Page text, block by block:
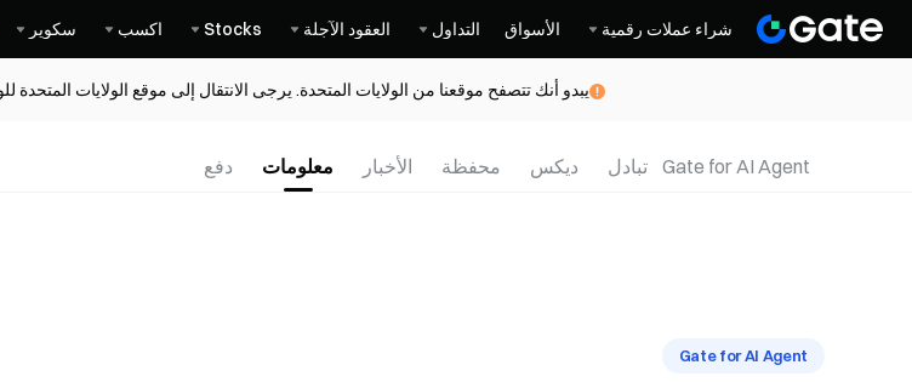
شراء عملات رقمية الأسواق التداول العقود الآجلة Stocks اكسب سكوير
يبدو أنك تتصفح موقعنا من الولايات المتحدة. يرجى الانتقال إلى موقع الولايات
Gate for AI Agent تبادل ديكس محفظة الأخبار معلومات دفع
Gate for AI Agent